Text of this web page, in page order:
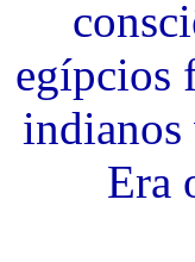
egípcios
Era